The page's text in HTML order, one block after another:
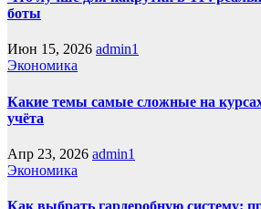
боты
Июн 15, 2026 admin1
Экономика
Какие темы самые сложные на курсах
учёта
Апр 23, 2026 admin1
Экономика